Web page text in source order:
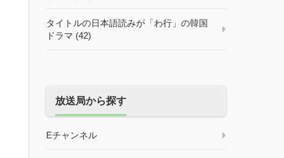
タイトルの日本語読みが「わ行」の韓国
ドラマ (42)
放送局から探す
Eチャンネル